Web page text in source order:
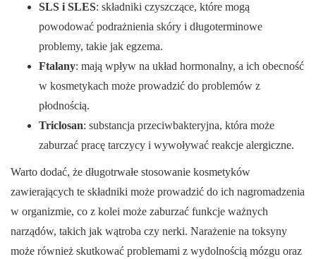
SLS i SLES: składniki czyszczące, które mogą
powodować podrażnienia skóry i długoterminowe
problemy, takie jak egzema.
Ftalany: mają wpływ na układ hormonalny, a ich obecność
w kosmetykach może prowadzić do problemów z
płodnością.
Triclosan: substancja przeciwbakteryjna, która może
zaburzać pracę tarczycy i wywoływać reakcje alergiczne.
Warto dodać, że długotrwałe stosowanie kosmetyków
zawierających te składniki może prowadzić do ich nagromadzenia
w organizmie, co z kolei może zaburzać funkcje ważnych
narządów, takich jak wątroba czy nerki. Narażenie na toksyny
może również skutkować problemami z wydolnością mózgu oraz